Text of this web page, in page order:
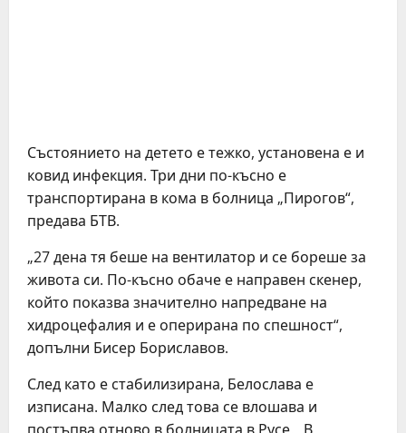
Състоянието на детето е тежко, установена е и
ковид инфекция. Три дни по-късно е
транспортирана в кома в болница „Пирогов“,
предава БТВ.
„27 дена тя беше на вентилатор и се бореше за
живота си. По-късно обаче е направен скенер,
който показва значително напредване на
хидроцефалия и е оперирана по спешност“,
допълни Бисер Бориславов.
След като е стабилизирана, Белослава е
изписана. Малко след това се влошава и